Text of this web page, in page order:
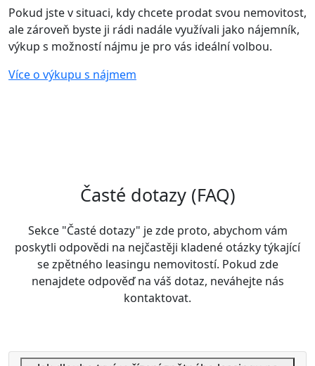
Pokud jste v situaci, kdy chcete prodat svou nemovitost,
ale zároveň byste ji rádi nadále využívali jako nájemník,
výkup s možností nájmu je pro vás ideální volbou.
Více o výkupu s nájmem
Časté dotazy (FAQ)
Sekce "Časté dotazy" je zde proto, abychom vám
poskytli odpovědi na nejčastěji kladené otázky týkající
se zpětného leasingu nemovitostí. Pokud zde
nenajdete odpověď na váš dotaz, neváhejte nás
kontaktovat.